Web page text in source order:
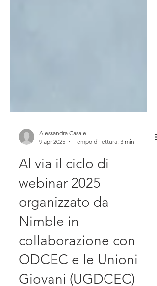
9 apr 2025
Tempo di lettura: 3 min
Al via il ciclo di
webinar 2025
organizzato da
Nimble in
collaborazione con
ODCEC e le Unioni